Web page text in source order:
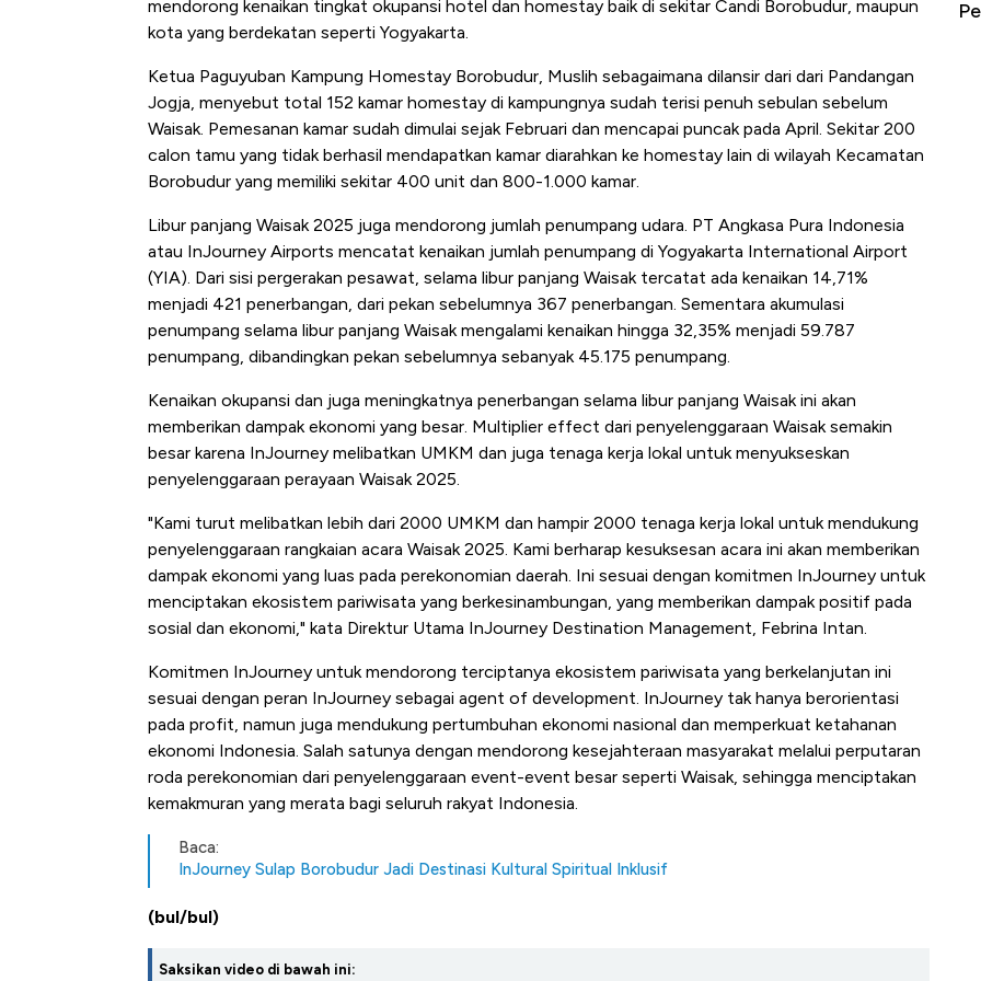
mendorong kenaikan tingkat okupansi hotel dan homestay baik di sekitar Candi Borobudur, maupun
kota yang berdekatan seperti Yogyakarta.
Ketua Paguyuban Kampung Homestay Borobudur, Muslih sebagaimana dilansir dari dari Pandangan
Jogja, menyebut total 152 kamar homestay di kampungnya sudah terisi penuh sebulan sebelum
Waisak. Pemesanan kamar sudah dimulai sejak Februari dan mencapai puncak pada April. Sekitar 200
calon tamu yang tidak berhasil mendapatkan kamar diarahkan ke homestay lain di wilayah Kecamatan
Borobudur yang memiliki sekitar 400 unit dan 800-1.000 kamar.
Libur panjang Waisak 2025 juga mendorong jumlah penumpang udara. PT Angkasa Pura Indonesia
atau InJourney Airports mencatat kenaikan jumlah penumpang di Yogyakarta International Airport
(YIA). Dari sisi pergerakan pesawat, selama libur panjang Waisak tercatat ada kenaikan 14,71%
menjadi 421 penerbangan, dari pekan sebelumnya 367 penerbangan. Sementara akumulasi
penumpang selama libur panjang Waisak mengalami kenaikan hingga 32,35% menjadi 59.787
penumpang, dibandingkan pekan sebelumnya sebanyak 45.175 penumpang.
Kenaikan okupansi dan juga meningkatnya penerbangan selama libur panjang Waisak ini akan
memberikan dampak ekonomi yang besar. Multiplier effect dari penyelenggaraan Waisak semakin
besar karena InJourney melibatkan UMKM dan juga tenaga kerja lokal untuk menyukseskan
penyelenggaraan perayaan Waisak 2025.
"Kami turut melibatkan lebih dari 2000 UMKM dan hampir 2000 tenaga kerja lokal untuk mendukung
penyelenggaraan rangkaian acara Waisak 2025. Kami berharap kesuksesan acara ini akan memberikan
dampak ekonomi yang luas pada perekonomian daerah. Ini sesuai dengan komitmen InJourney untuk
menciptakan ekosistem pariwisata yang berkesinambungan, yang memberikan dampak positif pada
sosial dan ekonomi," kata Direktur Utama InJourney Destination Management, Febrina Intan.
Komitmen InJourney untuk mendorong terciptanya ekosistem pariwisata yang berkelanjutan ini
sesuai dengan peran InJourney sebagai agent of development. InJourney tak hanya berorientasi
pada profit, namun juga mendukung pertumbuhan ekonomi nasional dan memperkuat ketahanan
ekonomi Indonesia. Salah satunya dengan mendorong kesejahteraan masyarakat melalui perputaran
roda perekonomian dari penyelenggaraan event-event besar seperti Waisak, sehingga menciptakan
kemakmuran yang merata bagi seluruh rakyat Indonesia.
Baca:
InJourney Sulap Borobudur Jadi Destinasi Kultural Spiritual Inklusif
(bul/bul)
Saksikan video di bawah ini:
Tembaga Terbang ke Zona Berbahaya
Pengangguran Tertinggi, Ada Jakarta